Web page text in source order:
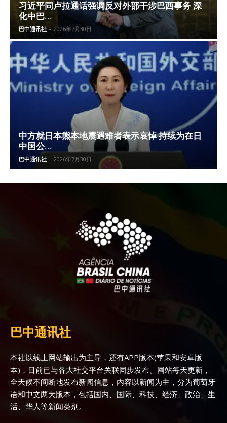
习近平同卢拉通话强调反对外部干涉巴西事务 深
化中巴...
巴中通讯社 - 2026年7月30日
中方就日本熊本地震遇难者表示哀悼 持续为在日
中国公...
巴中通讯社 - 2026年7月30日
巴中通讯社
本社以线上网站输出为主导，还有APP版本(苹果和安卓版
本)，目前已与各大社交平台关联同步发布。网站每天更新，
全天候不间断地发布新闻信息，内容以新闻为主，分为葡萄牙
语和中文两大版本，包括国内、国际、科技、经济、政治、生
活、华人等新闻类别。